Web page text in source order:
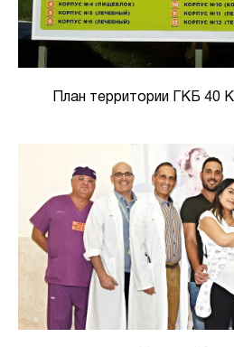
План территории ГКБ 40